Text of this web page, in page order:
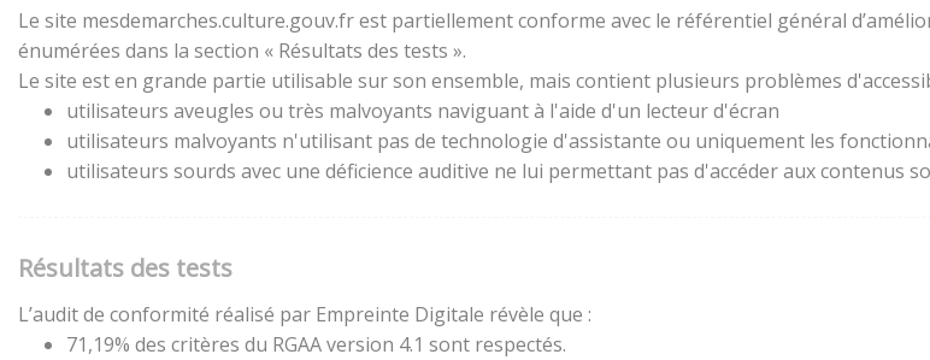
Le site mesdemarches.culture.gouv.fr est partiellement conforme avec le référentiel général
énumérées dans la section « Résultats des tests ».
Le site est en grande partie utilisable sur son ensemble, mais contient plusieurs problèmes
utilisateurs aveugles ou très malvoyants naviguant à l'aide d'un lecteur d'écran
utilisateurs malvoyants n'utilisant pas de technologie d'assistante ou uniquement les
utilisateurs sourds avec une déficience auditive ne lui permettant pas d'accéder aux contenus
Résultats des tests
L’audit de conformité réalisé par Empreinte Digitale révèle que :
71,19% des critères du RGAA version 4.1 sont respectés.